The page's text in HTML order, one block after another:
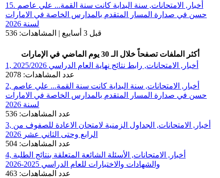
15. أخبار, الامتحانات, سنة البداية كانت سنة القمة... علي عاصم
حسن في صدارة المسار المتقدم بالمدارس الخاصة في الامارات
لسنة 2026
قبل 3 أسابيع | المشاهدات: 536
أكثر الملفات تصفحاً خلال الـ 30 يوم الماضي في الإمارات
1, أخبار, الامتحانات, رابط نتائج نهاية العام الدراسي 2025/2026
عدد المشاهدات: 2078
2, أخبار, الامتحانات, سنة البداية كانت سنة القمة... علي عاصم
حسن في صدارة المسار المتقدم بالمدارس الخاصة في الامارات
لسنة 2026
عدد المشاهدات: 536
3, أخبار, الامتحانات, الجداول الزمنية لامتحان الاعادة للصفوف من
الرابع وحتى الثاني عشر 2026
عدد المشاهدات: 504
4, أخبار, الامتحانات, الأسئلة الشائعة المتعلقة بنتائج الطلبة
والشهادات والاختبارات للعام الدراسي 2025-2026
عدد المشاهدات: 463